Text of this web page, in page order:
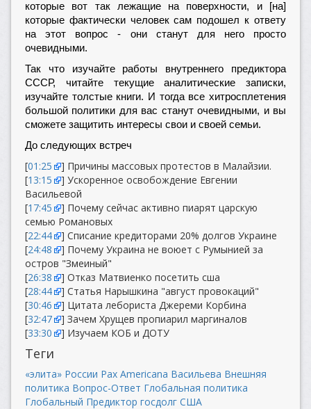
которые вот так лежащие на поверхности, и [на]
которые фактически человек сам подошел к ответу
на этот вопрос - они станут для него просто
очевидными.
Так что изучайте работы внутреннего предиктора
СССР, читайте текущие аналитические записки,
изучайте толстые книги. И тогда все хитросплетения
большой политики для вас станут очевидными, и вы
сможете защитить интересы свои и своей семьи.
До следующих встреч
[01:25
] Причины массовых протестов в Малайзии.
[13:15
] Ускоренное освобождение Евгении
Васильевой
[17:45
] Почему сейчас активно пиарят царскую
семью Романовых
[22:44
] Списание кредиторами 20% долгов Украине
[24:48
] Почему Украина не воюет с Румынией за
остров "Змеиный"
[26:38
] Отказ Матвиенко посетить сша
[28:44
] Статья Нарышкина "август провокаций"
[30:46
] Цитата лебориста Джереми Корбина
[32:47
] Зачем Хрущев пропиарил маргиналов
[33:30 ] Изучаем КОБ и ДОТУ
Теги
«элита» России Pax Americana Васильева Внешняя
политика Вопрос-Ответ Глобальная политика
Глобальный Предиктор госдолг США